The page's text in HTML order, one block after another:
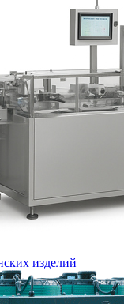
изделий